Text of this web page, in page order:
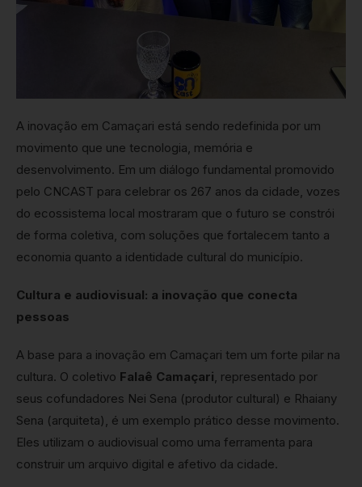
A inovação em Camaçari está sendo redefinida por um
movimento que une tecnologia, memória e
desenvolvimento. Em um diálogo fundamental promovido
pelo CNCAST para celebrar os 267 anos da cidade, vozes
do ecossistema local mostraram que o futuro se constrói
de forma coletiva, com soluções que fortalecem tanto a
economia quanto a identidade cultural do município.
Cultura e audiovisual: a inovação que conecta
pessoas
A base para a inovação em Camaçari tem um forte pilar na
cultura. O coletivo Falaê Camaçari, representado por
seus cofundadores Nei Sena (produtor cultural) e Rhaiany
Sena (arquiteta), é um exemplo prático desse movimento.
Eles utilizam o audiovisual como uma ferramenta para
construir um arquivo digital e afetivo da cidade.